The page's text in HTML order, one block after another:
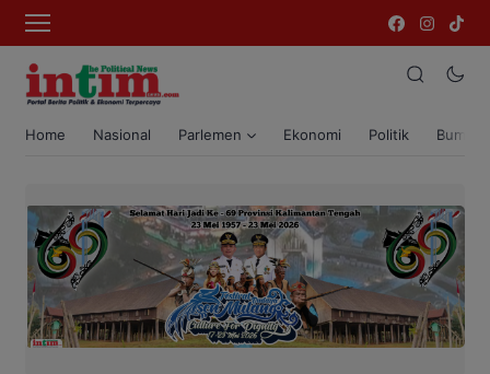
Home Nasional Parlemen Ekonomi Politik Bumi